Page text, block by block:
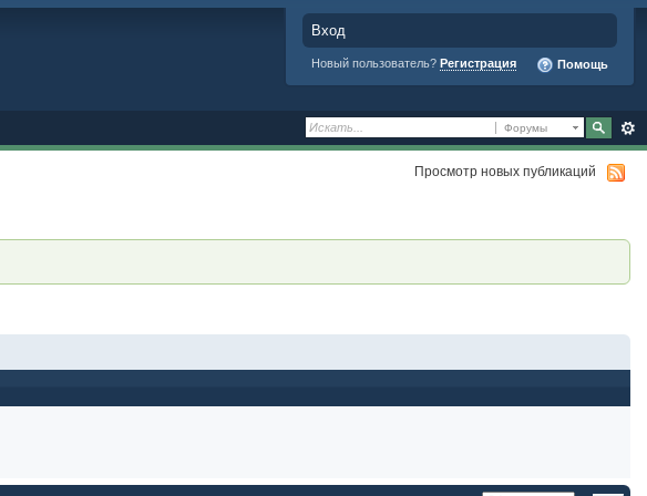
Вход
Новый пользователь? Регистрация Помощь
Форумы
Просмотр новых публикаций